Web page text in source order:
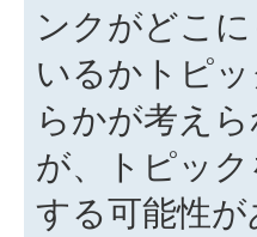
ンクがどこ
いるかトピ
らかが考え
が、トピッ
する可能性